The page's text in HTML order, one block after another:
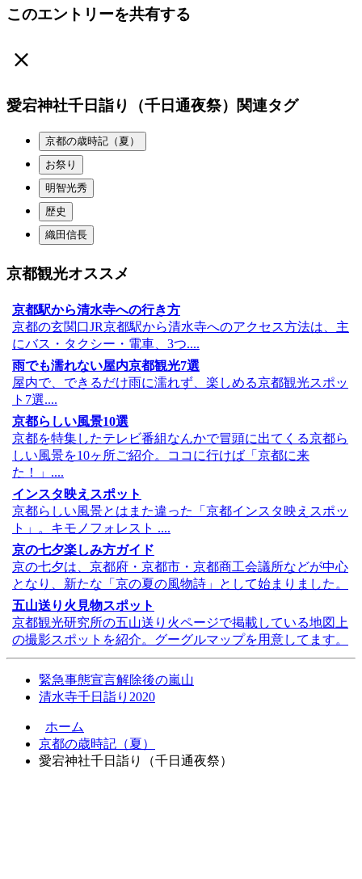
このエントリーを共有する
愛宕神社千日詣り（千日通夜祭）関連タグ
京都の歳時記（夏）
お祭り
明智光秀
歴史
織田信長
京都観光オススメ
京都駅から清水寺への行き方
京都の玄関口JR京都駅から清水寺へのアクセス方法は、主
にバス・タクシー・電車、3つ....
雨でも濡れない屋内京都観光7選
屋内で、できるだけ雨に濡れず、楽しめる京都観光スポッ
ト7選....
京都らしい風景10選
京都を特集したテレビ番組なんかで冒頭に出てくる京都ら
しい風景を10ヶ所ご紹介。ココに行けば「京都に来
た！」....
インスタ映えスポット
京都らしい風景とはまた違った「京都インスタ映えスポッ
ト」。キモノフォレスト ....
京の七夕楽しみ方ガイド
京の七夕は、京都府・京都市・京都商工会議所などが中心
となり、新たな「京の夏の風物詩」として始まりました。
五山送り火見物スポット
京都観光研究所の五山送り火ページで掲載している地図上
の撮影スポットを紹介。グーグルマップを用意してます。
緊急事態宣言解除後の嵐山
清水寺千日詣り2020
ホーム
京都の歳時記（夏）
愛宕神社千日詣り（千日通夜祭）